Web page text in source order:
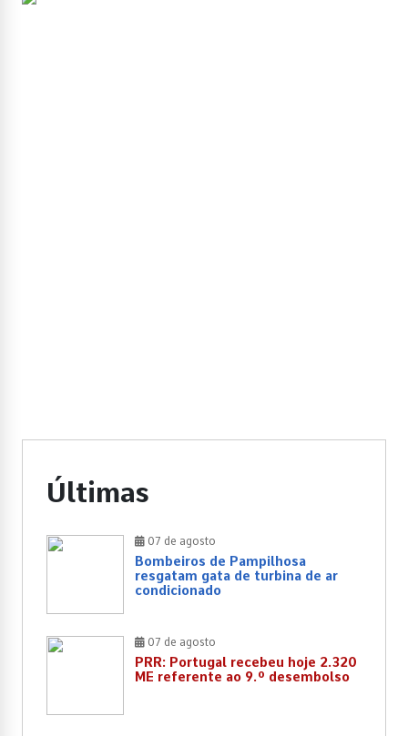
Últimas
07 de agosto
Bombeiros de Pampilhosa
resgatam gata de turbina de ar
condicionado
07 de agosto
PRR: Portugal recebeu hoje 2.320
ME referente ao 9.º desembolso